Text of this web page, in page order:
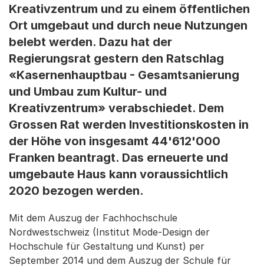
Kreativzentrum und zu einem öffentlichen
Ort umgebaut und durch neue Nutzungen
belebt werden. Dazu hat der
Regierungsrat gestern den Ratschlag
«Kasernenhauptbau - Gesamtsanierung
und Umbau zum Kultur- und
Kreativzentrum» verabschiedet. Dem
Grossen Rat werden Investitionskosten in
der Höhe von insgesamt 44'612'000
Franken beantragt. Das erneuerte und
umgebaute Haus kann voraussichtlich
2020 bezogen werden.
Mit dem Auszug der Fachhochschule
Nordwestschweiz (Institut Mode-Design der
Hochschule für Gestaltung und Kunst) per
September 2014 und dem Auszug der Schule für